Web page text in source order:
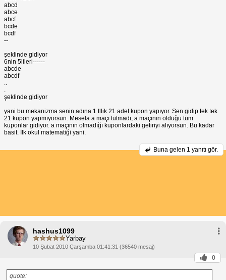
abcd
abce
abcf
bcde
bcdf
--
şeklinde gidiyor
6nin 5lileri------
abcde
abcdf
şeklinde gidiyor
yani bu mekanizma senin adına 1 tllik 21 adet kupon yapıyor. Sen gidip tek tek
21 kupon yapmıyorsun. Mesela a maçı tutmadı, a maçının olduğu tüm
kuponlar gidiyor. a maçının olmadığı kuponlardaki getiriyi alıyorsun. Bu kadar
basit. İlk okul matematiği yani.
Buna gelen 1 yanıtı gör.
hashus1099
Yarbay
10 Şubat 2010 Çarşamba 01:41:31 (36540 mesaj)
0
quote: